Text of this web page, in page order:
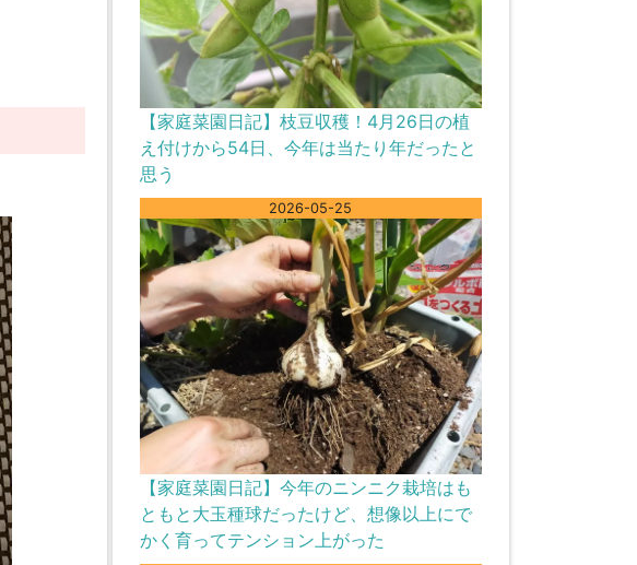
【家庭菜園日記】枝豆収穫！4月26日の植
え付けから54日、今年は当たり年だったと
思う
2026-05-25
【家庭菜園日記】今年のニンニク栽培はも
ともと大玉種球だったけど、想像以上にで
かく育ってテンション上がった